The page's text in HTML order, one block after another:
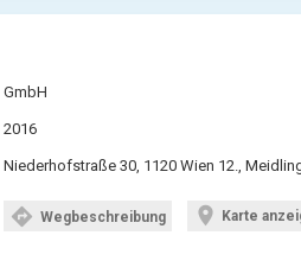
GmbH
2016
Niederhofstraße 30, 1120 Wien 12.,
directions Wegbeschreibung location_on Karte